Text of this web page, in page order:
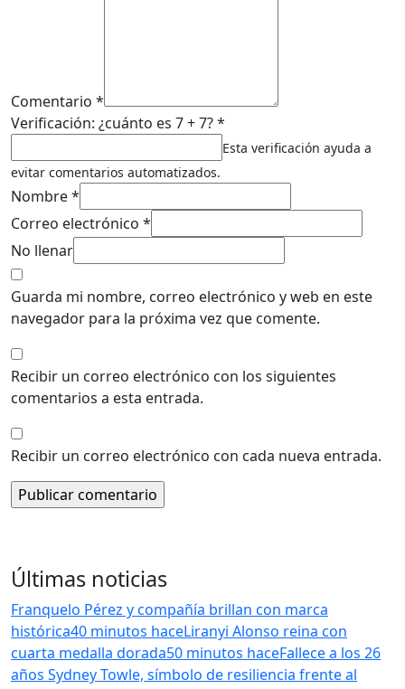
Comentario *
Verificación: ¿cuánto es 7 + 7? *
Esta verificación ayuda a
evitar comentarios automatizados.
Nombre *
Correo electrónico *
No llenar
Guarda mi nombre, correo electrónico y web en este
navegador para la próxima vez que comente.
Recibir un correo electrónico con los siguientes
comentarios a esta entrada.
Recibir un correo electrónico con cada nueva entrada.
Últimas noticias
Franquelo Pérez y compañía brillan con marca
histórica40 minutos haceLiranyi Alonso reina con
cuarta medalla dorada50 minutos haceFallece a los 26
años Sydney Towle, símbolo de resiliencia frente al